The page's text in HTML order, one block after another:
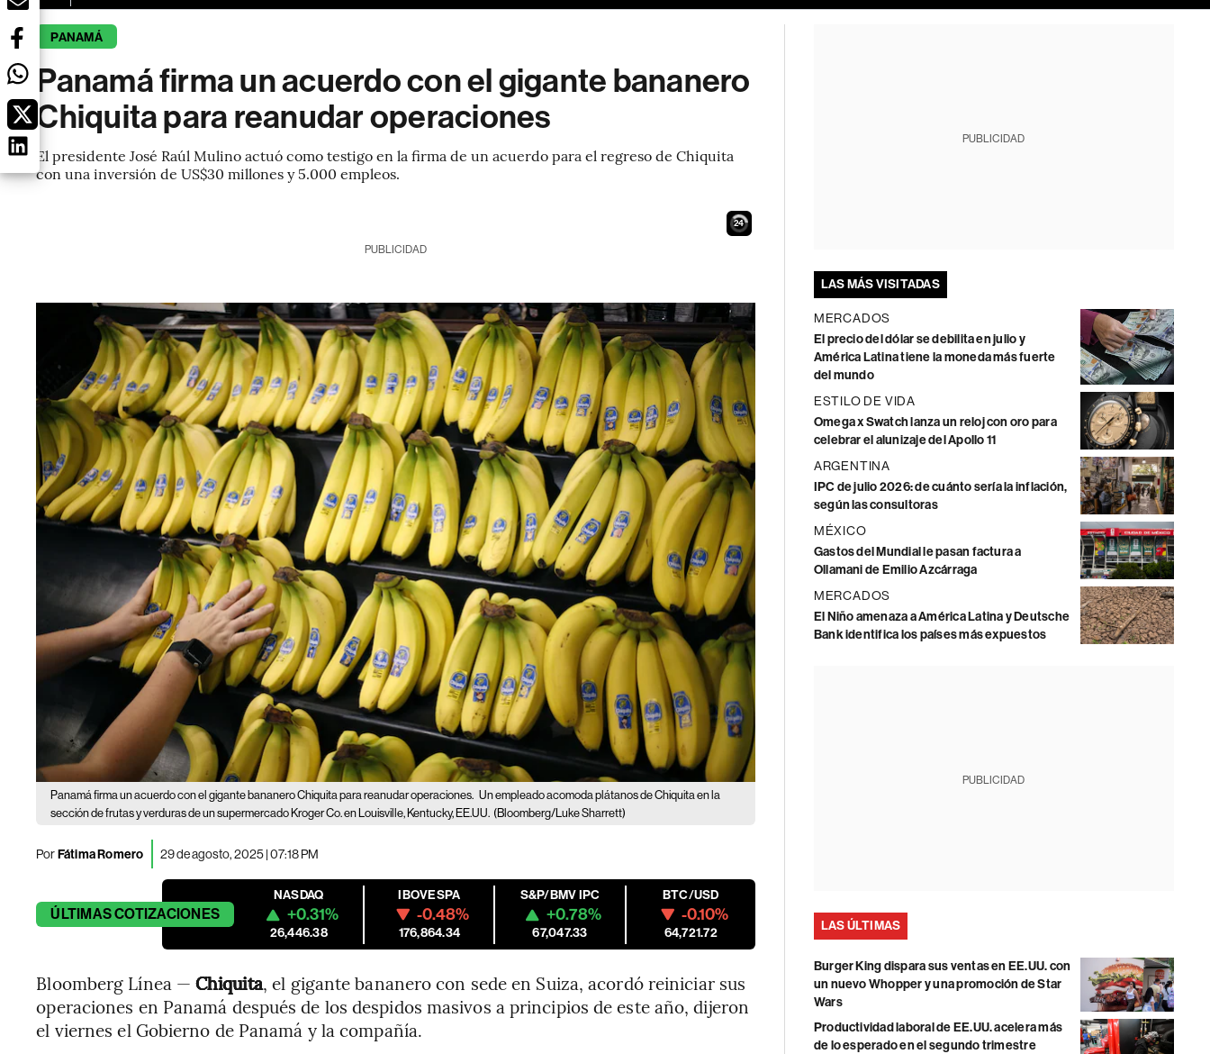
PANAMÁ
Panamá firma un acuerdo con el gigante bananero
Chiquita para reanudar operaciones
El presidente José Raúl Mulino actuó como testigo en la firma de un acuerdo para el regreso de Chiquita
con una inversión de US$30 millones y 5.000 empleos.
23
PUBLICIDAD
Panamá firma un acuerdo con el gigante bananero Chiquita para reanudar operaciones. Un empleado acomoda plátanos de Chiquita en la
sección de frutas y verduras de un supermercado Kroger Co. en Louisville, Kentucky, EE.UU. (Bloomberg/Luke Sharrett)
PorFátima Romero 29 de agosto, 2025 | 07:18 PM
ÚLTIMASCOTIZACIONES
NASDAQ
+0.31%
26,446.38
IBOVESPA
-0.48%
176,864.34
S&P/BMV IPC
+0.78%
67,047.33
BTC/USD
-0.10%
64,721.72
Bloomberg Línea —Chiquita, el gigante bananero con sede en Suiza, acordó reiniciar sus
operaciones en Panamá después de los despidos masivos a principios de este año, dijeron
el viernes el Gobierno de Panamá y la compañía.
PUBLICIDAD
LAS MÁS VISITADAS
MERCADOS
El precio del dólar se debilita en julio y
América Latina tiene la moneda más fuerte
del mundo
ESTILO DE VIDA
Omega x Swatch lanza un reloj con oro para
celebrar el alunizaje del Apollo 11
ARGENTINA
IPC de julio 2026: de cuánto sería la inflación,
según las consultoras
MÉXICO
Gastos del Mundial le pasan factura a
Ollamani de Emilio Azcárraga
MERCADOS
El Niño amenaza a América Latina y Deutsche
Bank identifica los países más expuestos
PUBLICIDAD
LAS ÚLTIMAS
Burger King dispara sus ventas en EE.UU. con
un nuevo Whopper y una promoción de Star
Wars
Productividad laboral de EE.UU. acelera más
de lo esperado en el segundo trimestre